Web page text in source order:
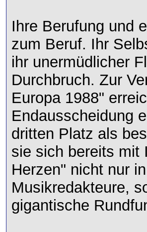
Ihre Berufung und
zum Beruf. Ihr
ihr unermüdlicher
Durchbruch. Zur
Europa 1988"
Endausscheidung
dritten Platz als
sie sich bereits mit
Herzen" nicht nur
Musikredakteure,
gigantische